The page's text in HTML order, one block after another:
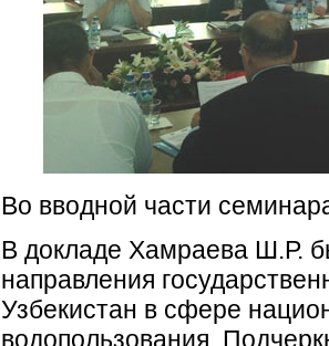
Во вводной части
В докладе Хамраева Ш.Р.
направления
Узбекистан в сфере
водопользования.